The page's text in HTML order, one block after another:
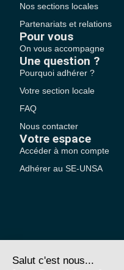
Nos sections locales
Partenariats et relations
Pour vous
On vous accompagne
Une question ?
Pourquoi adhérer ?
Votre section locale
FAQ
Nous contacter
Votre espace
Accéder à mon compte
Adhérer au SE-UNSA